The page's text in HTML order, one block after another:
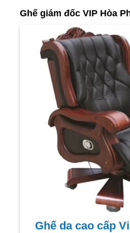
Ghế giám đốc VIP Hòa
Ghế da cao cấp